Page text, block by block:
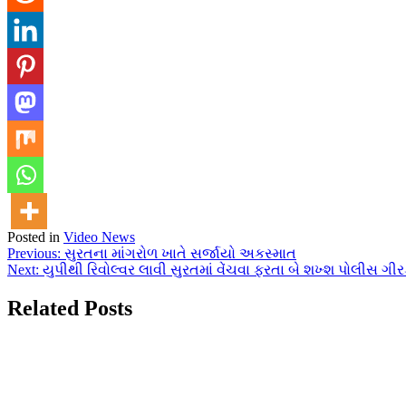
Posted in Video News
Post
navigation
Previous: સુરતના માંગરોળ ખાતે સર્જાયો અકસ્માત
Next: યુપીથી રિવોલ્વર લાવી સુરતમાં વેંચવા ફરતા બે શખ્શ પોલીસ
Related Posts